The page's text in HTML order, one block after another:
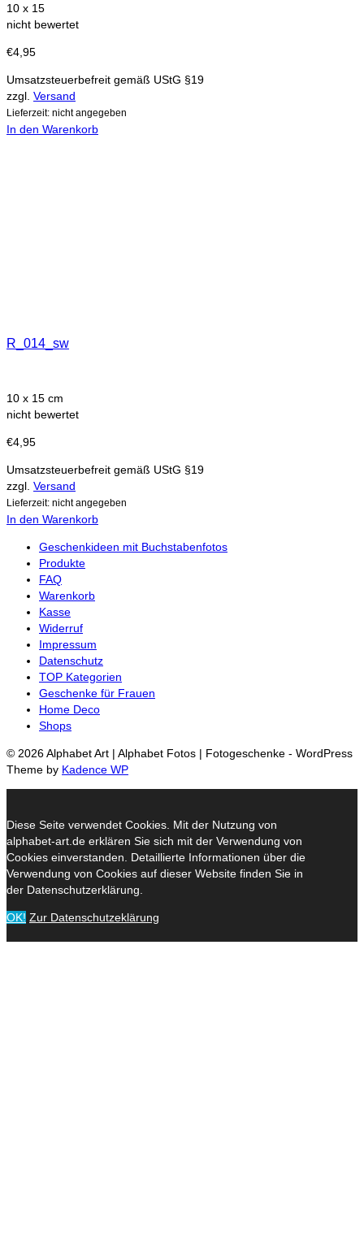
10 x 15
nicht bewertet
€4,95
Umsatzsteuerbefreit gemäß UStG §19
zzgl. Versand
Lieferzeit: nicht angegeben
In den Warenkorb
R_014_sw
10 x 15 cm
nicht bewertet
€4,95
Umsatzsteuerbefreit gemäß UStG §19
zzgl. Versand
Lieferzeit: nicht angegeben
In den Warenkorb
Geschenkideen mit Buchstabenfotos
Produkte
FAQ
Warenkorb
Kasse
Widerruf
Impressum
Datenschutz
TOP Kategorien
Geschenke für Frauen
Home Deco
Shops
© 2026 Alphabet Art | Alphabet Fotos | Fotogeschenke - WordPress
Theme by Kadence WP
Diese Seite verwendet Cookies. Mit der Nutzung von
alphabet-art.de erklären Sie sich mit der Verwendung von
Cookies einverstanden. Detaillierte Informationen über die
Verwendung von Cookies auf dieser Website finden Sie in
der Datenschutzerklärung.
OK! Zur Datenschutzeklärung